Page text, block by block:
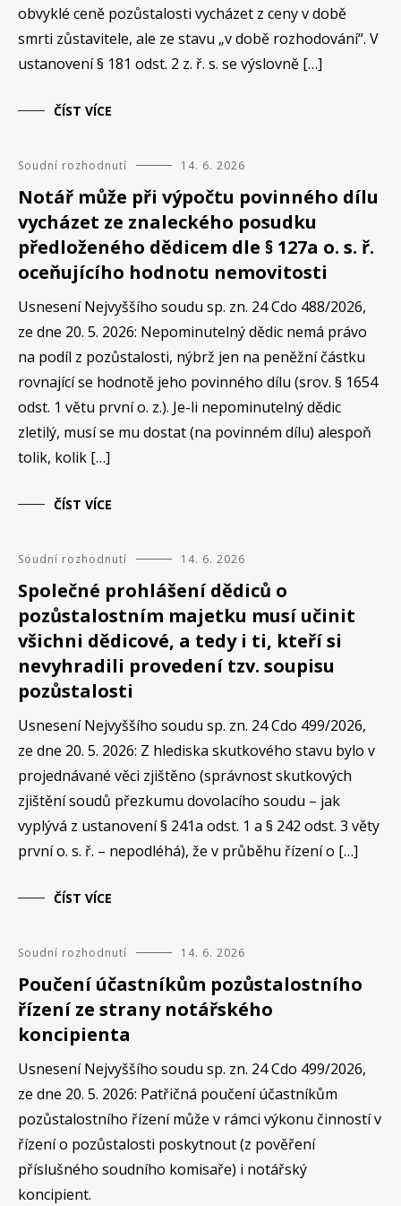
obvyklé ceně pozůstalosti vycházet z ceny v době
smrti zůstavitele, ale ze stavu „v době rozhodování“. V
ustanovení § 181 odst. 2 z. ř. s. se výslovně […]
ČÍST VÍCE
Soudní rozhodnutí 14. 6. 2026
Notář může při výpočtu povinného dílu
vycházet ze znaleckého posudku
předloženého dědicem dle § 127a o. s. ř.
oceňujícího hodnotu nemovitosti
Usnesení Nejvyššího soudu sp. zn. 24 Cdo 488/2026,
ze dne 20. 5. 2026: Nepominutelný dědic nemá právo
na podíl z pozůstalosti, nýbrž jen na peněžní částku
rovnající se hodnotě jeho povinného dílu (srov. § 1654
odst. 1 větu první o. z.). Je-li nepominutelný dědic
zletilý, musí se mu dostat (na povinném dílu) alespoň
tolik, kolik […]
ČÍST VÍCE
Soudní rozhodnutí 14. 6. 2026
Společné prohlášení dědiců o
pozůstalostním majetku musí učinit
všichni dědicové, a tedy i ti, kteří si
nevyhradili provedení tzv. soupisu
pozůstalosti
Usnesení Nejvyššího soudu sp. zn. 24 Cdo 499/2026,
ze dne 20. 5. 2026: Z hlediska skutkového stavu bylo v
projednávané věci zjištěno (správnost skutkových
zjištění soudů přezkumu dovolacího soudu – jak
vyplývá z ustanovení § 241a odst. 1 a § 242 odst. 3 věty
první o. s. ř. – nepodléhá), že v průběhu řízení o […]
ČÍST VÍCE
Soudní rozhodnutí 14. 6. 2026
Poučení účastníkům pozůstalostního
řízení ze strany notářského
koncipienta
Usnesení Nejvyššího soudu sp. zn. 24 Cdo 499/2026,
ze dne 20. 5. 2026: Patřičná poučení účastníkům
pozůstalostního řízení může v rámci výkonu činností v
řízení o pozůstalosti poskytnout (z pověření
příslušného soudního komisaře) i notářský
koncipient.